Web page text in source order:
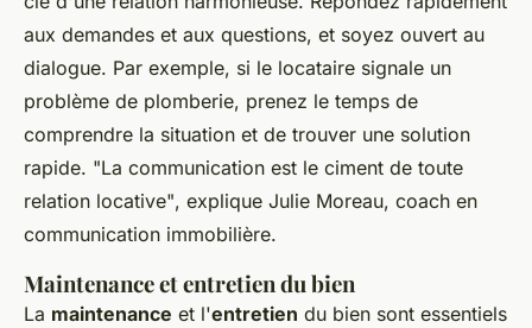
aux demandes et aux questions, et soyez ouvert au
dialogue. Par exemple, si le locataire signale un
problème de plomberie, prenez le temps de
comprendre la situation et de trouver une solution
rapide. "La communication est le ciment de toute
relation locative", explique Julie Moreau, coach en
communication immobilière.
Maintenance et entretien du bien
La maintenance et l'entretien du bien sont essentiels